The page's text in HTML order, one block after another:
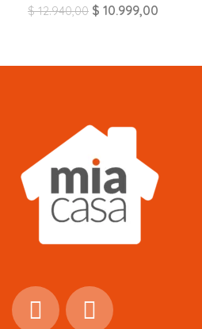
$12.940,00 $ 10.999,00